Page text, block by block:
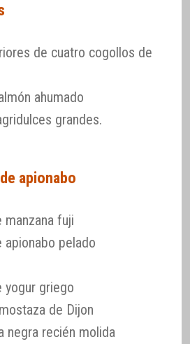
de cuatro cogollos de
ahumado
grandes.
apionabo
manzana fuji
pelado
yogur griego
de Dijon
negra recién molida